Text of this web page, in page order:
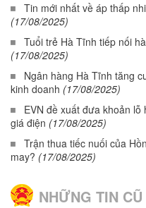
Tin mới nhất về áp thấp
(17/08/2025)
Tuổi trẻ Hà Tĩnh tiếp nối
(17/08/2025)
Ngân hàng Hà Tĩnh tăng
kinh doanh (17/08/2025)
EVN đề xuất đưa khoản
giá điện (17/08/2025)
Trận thua tiếc nuối của
may? (17/08/2025)
NHỮNG TIN